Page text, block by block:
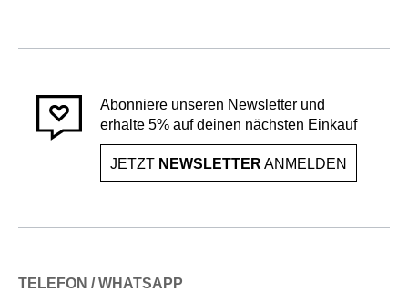
Abonniere unseren Newsletter und
erhalte 5% auf deinen nächsten Einkauf
JETZT NEWSLETTER ANMELDEN
TELEFON / WHATSAPP